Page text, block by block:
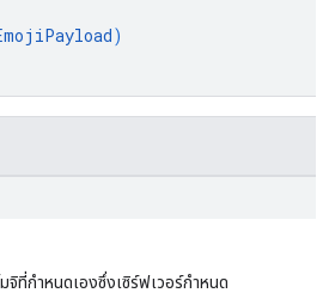
)
จิที่กำหนดเองซึ่งเซิร์ฟเวอร์กำหนด